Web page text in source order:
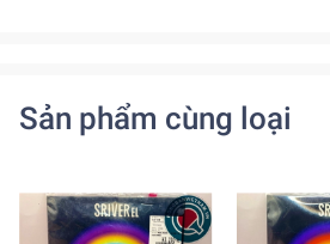
Sản phẩm cùng loại